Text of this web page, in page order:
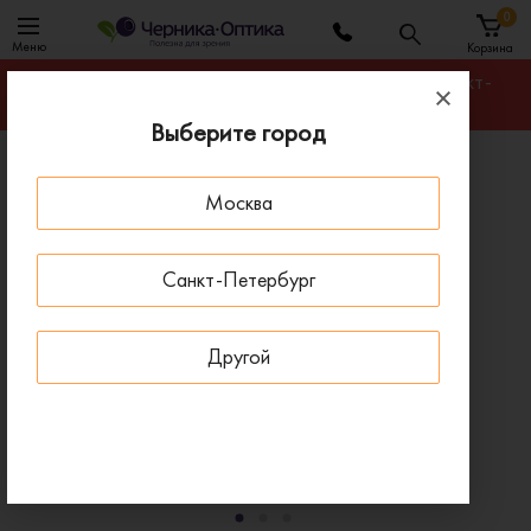
Выберите город
Москва
Санкт-Петербург
Другой
Меню Корзина
0
Гарантируем лучшую цену на любую оправу в Санкт-
Главная
Солнцезащитные очки
Солнцезащитные очки GUESS GU 00167 02B
- 24 % ДО 15 АВГУСТА